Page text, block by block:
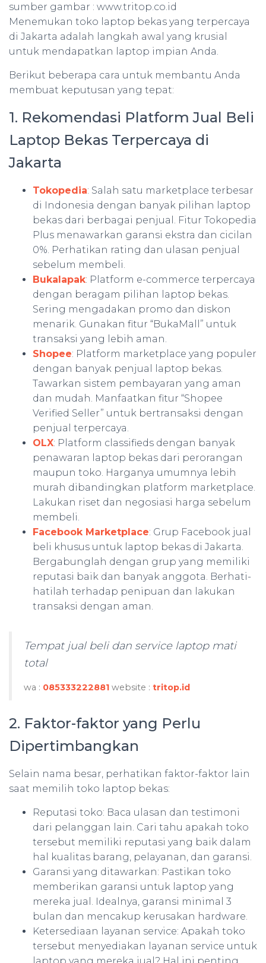
sumber gambar : www.tritop.co.id
Menemukan toko laptop bekas yang terpercaya
di Jakarta adalah langkah awal yang krusial
untuk mendapatkan laptop impian Anda.
Berikut beberapa cara untuk membantu Anda
membuat keputusan yang tepat:
1. Rekomendasi Platform Jual Beli
Laptop Bekas Terpercaya di
Jakarta
Tokopedia: Salah satu marketplace terbesar
di Indonesia dengan banyak pilihan laptop
bekas dari berbagai penjual. Fitur Tokopedia
Plus menawarkan garansi ekstra dan cicilan
0%. Perhatikan rating dan ulasan penjual
sebelum membeli.
Bukalapak: Platform e-commerce terpercaya
dengan beragam pilihan laptop bekas.
Sering mengadakan promo dan diskon
menarik. Gunakan fitur “BukaMall” untuk
transaksi yang lebih aman.
Shopee: Platform marketplace yang populer
dengan banyak penjual laptop bekas.
Tawarkan sistem pembayaran yang aman
dan mudah. Manfaatkan fitur “Shopee
Verified Seller” untuk bertransaksi dengan
penjual terpercaya.
OLX: Platform classifieds dengan banyak
penawaran laptop bekas dari perorangan
maupun toko. Harganya umumnya lebih
murah dibandingkan platform marketplace.
Lakukan riset dan negosiasi harga sebelum
membeli.
Facebook Marketplace: Grup Facebook jual
beli khusus untuk laptop bekas di Jakarta.
Bergabunglah dengan grup yang memiliki
reputasi baik dan banyak anggota. Berhati-
hatilah terhadap penipuan dan lakukan
transaksi dengan aman.
Tempat jual beli dan service laptop mati
total
wa : 085333222881 website : tritop.id
2. Faktor-faktor yang Perlu
Dipertimbangkan
Selain nama besar, perhatikan faktor-faktor lain
saat memilih toko laptop bekas:
Reputasi toko: Baca ulasan dan testimoni
dari pelanggan lain. Cari tahu apakah toko
tersebut memiliki reputasi yang baik dalam
hal kualitas barang, pelayanan, dan garansi.
Garansi yang ditawarkan: Pastikan toko
memberikan garansi untuk laptop yang
mereka jual. Idealnya, garansi minimal 3
bulan dan mencakup kerusakan hardware.
Ketersediaan layanan service: Apakah toko
tersebut menyediakan layanan service untuk
laptop yang mereka jual? Hal ini penting